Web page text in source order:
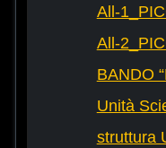
All-
All-
BANDO
Unità
struttura